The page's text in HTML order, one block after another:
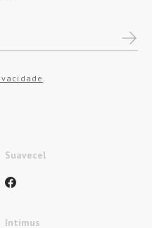
Suavecel
Intimus